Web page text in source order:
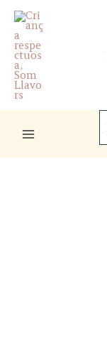
Skip
content